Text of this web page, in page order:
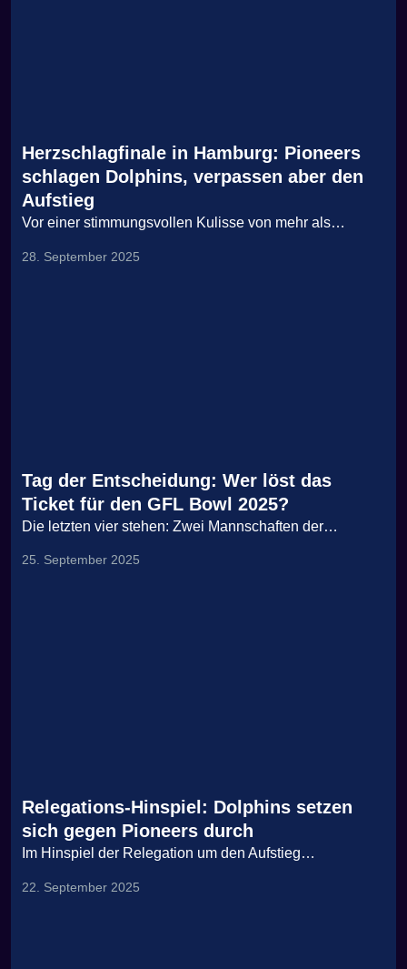
Herzschlagfinale in Hamburg: Pioneers
schlagen Dolphins, verpassen aber den
Aufstieg
Vor einer stimmungsvollen Kulisse von mehr als…
28. September 2025
Tag der Entscheidung: Wer löst das
Ticket für den GFL Bowl 2025?
Die letzten vier stehen: Zwei Mannschaften der…
25. September 2025
Relegations-Hinspiel: Dolphins setzen
sich gegen Pioneers durch
Im Hinspiel der Relegation um den Aufstieg…
22. September 2025